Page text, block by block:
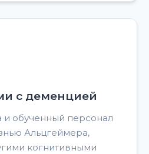
с деменцией
и обученный персонал
Альцгеймера,
когнитивными